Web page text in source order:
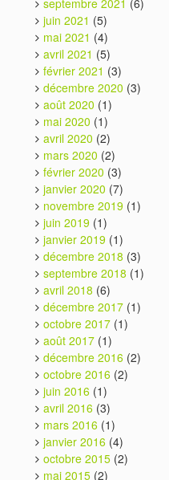
septembre 2021 (6)
juin 2021 (5)
mai 2021 (4)
avril 2021 (5)
février 2021 (3)
décembre 2020 (3)
août 2020 (1)
mai 2020 (1)
avril 2020 (2)
mars 2020 (2)
février 2020 (3)
janvier 2020 (7)
novembre 2019 (1)
juin 2019 (1)
janvier 2019 (1)
décembre 2018 (3)
septembre 2018 (1)
avril 2018 (6)
décembre 2017 (1)
octobre 2017 (1)
août 2017 (1)
décembre 2016 (2)
octobre 2016 (2)
juin 2016 (1)
avril 2016 (3)
mars 2016 (1)
janvier 2016 (4)
octobre 2015 (2)
mai 2015 (2)